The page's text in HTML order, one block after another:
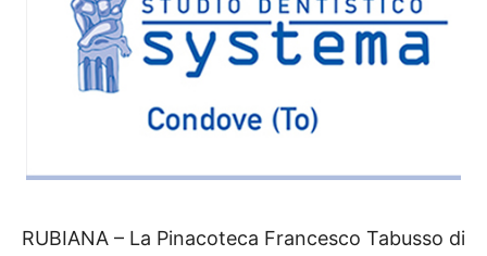
RUBIANA – La Pinacoteca Francesco Tabusso di